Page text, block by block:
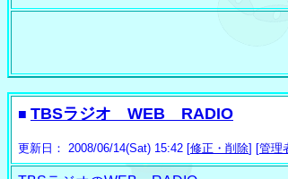
■ TBSラジオ WEB RADIO
更新日： 2008/06/14(Sat) 15:42 [修正・削除] [管理